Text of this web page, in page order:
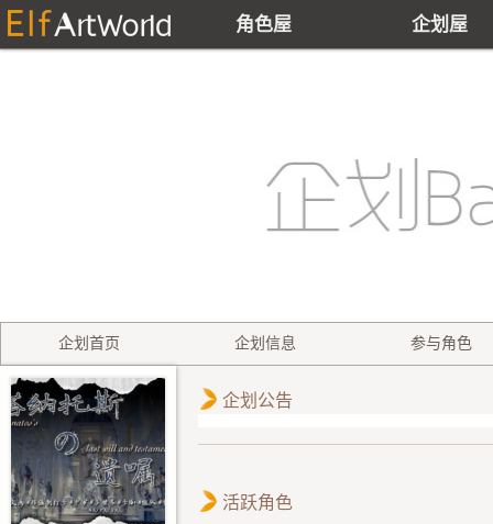
角色屋 企划屋
企划首页 企划信息 参与角色
企划公告
活跃角色